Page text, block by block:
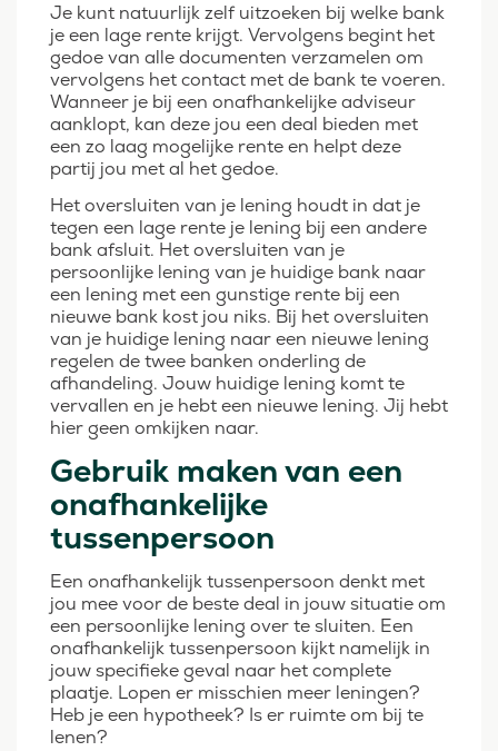
Je kunt natuurlijk zelf uitzoeken bij welke bank
je een lage rente krijgt. Vervolgens begint het
gedoe van alle documenten verzamelen om
vervolgens het contact met de bank te voeren.
Wanneer je bij een onafhankelijke adviseur
aanklopt, kan deze jou een deal bieden met
een zo laag mogelijke rente en helpt deze
partij jou met al het gedoe.
Het oversluiten van je lening houdt in dat je
tegen een lage rente je lening bij een andere
bank afsluit. Het oversluiten van je
persoonlijke lening van je huidige bank naar
een lening met een gunstige rente bij een
nieuwe bank kost jou niks. Bij het oversluiten
van je huidige lening naar een nieuwe lening
regelen de twee banken onderling de
afhandeling. Jouw huidige lening komt te
vervallen en je hebt een nieuwe lening. Jij hebt
hier geen omkijken naar.
Gebruik maken van een
onafhankelijke
tussenpersoon
Een onafhankelijk tussenpersoon denkt met
jou mee voor de beste deal in jouw situatie om
een persoonlijke lening over te sluiten. Een
onafhankelijk tussenpersoon kijkt namelijk in
jouw specifieke geval naar het complete
plaatje. Lopen er misschien meer leningen?
Heb je een hypotheek? Is er ruimte om bij te
lenen?